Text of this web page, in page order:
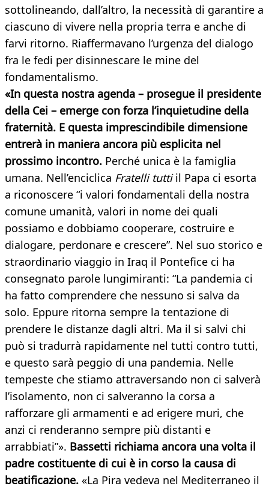
sottolineando, dall’altro, la necessità di garantire a
ciascuno di vivere nella propria terra e anche di
farvi ritorno. Riaffermavano l’urgenza del dialogo
fra le fedi per disinnescare le mine del
fondamentalismo.
«In questa nostra agenda – prosegue il presidente
della Cei – emerge con forza l’inquietudine della
fraternità. E questa imprescindibile dimensione
entrerà in maniera ancora più esplicita nel
prossimo incontro. Perché unica è la famiglia
umana. Nell’enciclica Fratelli tuttiil Papa ci esorta
a riconoscere “i valori fondamentali della nostra
comune umanità, valori in nome dei quali
possiamo e dobbiamo cooperare, costruire e
dialogare, perdonare e crescere”. Nel suo storico e
straordinario viaggio in Iraq il Pontefice ci ha
consegnato parole lungimiranti: “La pandemia ci
ha fatto comprendere che nessuno si salva da
solo. Eppure ritorna sempre la tentazione di
prendere le distanze dagli altri. Ma il si salvi chi
può si tradurrà rapidamente nel tutti contro tutti,
e questo sarà peggio di una pandemia. Nelle
tempeste che stiamo attraversando non ci salverà
l’isolamento, non ci salveranno la corsa a
rafforzare gli armamenti e ad erigere muri, che
anzi ci renderanno sempre più distanti e
arrabbiati”». Bassetti richiama ancora una volta il
padre costituente di cui è in corso la causa di
beatificazione. «La Pira vedeva nel Mediterraneo il